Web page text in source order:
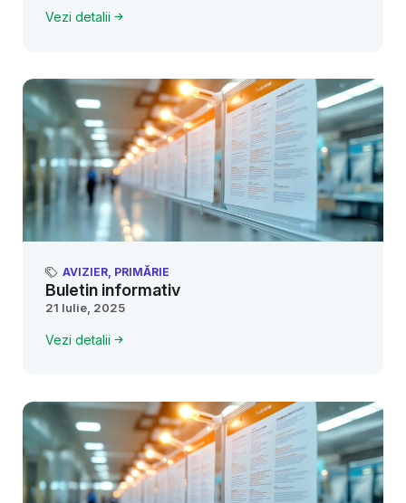
Vezi detalii
AVIZIER, PRIMĂRIE
Buletin informativ
21 Iulie, 2025
Vezi detalii